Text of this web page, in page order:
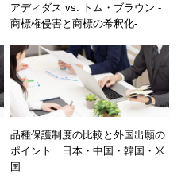
アディダス vs. トム・ブラウン -
商標権侵害と商標の希釈化-
品種保護制度の比較と外国出願の
ポイント 日本・中国・韓国・米
国